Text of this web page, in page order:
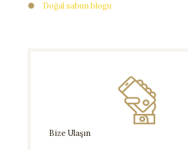
●
Doğal sabun blogu
Bize Ulaşın